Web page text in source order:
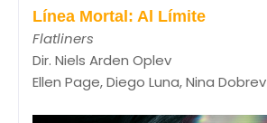
Línea Mortal: Al Límite
Flatliners
Dir. Niels Arden Oplev
Ellen Page, Diego Luna, Nina Dobrev